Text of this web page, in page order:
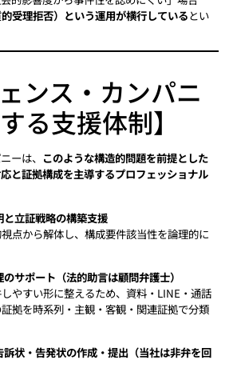
受理拒否）という運用が横行しているとい
ェンス・カンパニ
る支援体制】
ーは、 このような構造的問題を前提とした
と証拠構成を主導するプロフェッショナル
立証戦略の構築支援
点から解体し、構成要件該当性を論理的に
サポート（法的助言は顧問弁護士）
やすい形に整えるため、資料・LINE・通話
拠を時系列・主観・客観・関連証拠で分類
状・告発状の作成・提出（当社は非弁を回